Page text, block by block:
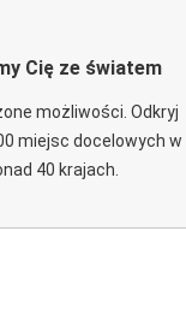
Cię ze światem
możliwości. Odkryj
miejsc docelowych w
40 krajach.